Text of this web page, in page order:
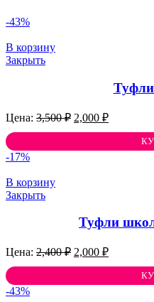
-43%
В корзину
Закрыть
3,500₽ Первоначальная
2,000 ₽Текущая
2,000 ₽.
-17%
В корзину
Закрыть
Туфли
2,400₽ Первоначальная
2,000 ₽Текущая
2,000 ₽.
-43%